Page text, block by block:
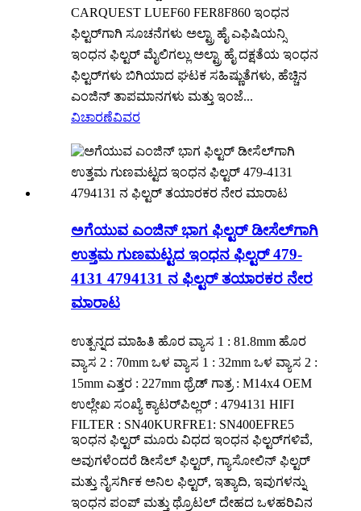
CARQUEST LUEF60 FER8F860 ಇಂಧನ
ಫಿಲ್ಟರ್‌ಗಾಗಿ ಸೂಚನೆಗಳು ಅಲ್ಟ್ರಾ ಹೈ ಎಫಿಷಿಯನ್ಸಿ
ಇಂಧನ ಫಿಲ್ಟರ್ ಮೈಲಿಗಲ್ಲು ಅಲ್ಟ್ರಾ ಹೈ ದಕ್ಷತೆಯ ಇಂಧನ
ಫಿಲ್ಟರ್‌ಗಳು ಬಿಗಿಯಾದ ಘಟಕ ಸಹಿಷ್ಣುತೆಗಳು, ಹೆಚ್ಚಿನ
ಎಂಜಿನ್ ತಾಪಮಾನಗಳು ಮತ್ತು ಇಂಜೆ...
ವಿಚಾರಣೆವಿವರ
ಅಗೆಯುವ ಎಂಜಿನ್ ಭಾಗ ಫಿಲ್ಟರ್ ಡೀಸೆಲ್‌ಗಾಗಿ
ಉತ್ತಮ ಗುಣಮಟ್ಟದ ಇಂಧನ ಫಿಲ್ಟರ್ 479-
4131 4794131 ನ ಫಿಲ್ಟರ್ ತಯಾರಕರ ನೇರ
ಮಾರಾಟ
ಉತ್ಪನ್ನದ ಮಾಹಿತಿ ಹೊರ ವ್ಯಾಸ 1 : 81.8mm ಹೊರ
ವ್ಯಾಸ 2 : 70mm ಒಳ ವ್ಯಾಸ 1 : 32mm ಒಳ ವ್ಯಾಸ 2 :
15mm ಎತ್ತರ : 227mm ಥ್ರೆಡ್ ಗಾತ್ರ : M14x4 OEM
ಉಲ್ಲೇಖ ಸಂಖ್ಯೆ ಕ್ಯಾಟರ್‌ಪಿಲ್ಲರ್ : 4794131 HIFI
FILTER : SN40KURFRE1: SN400EFRE5
ಇಂಧನ ಫಿಲ್ಟರ್ ಮೂರು ವಿಧದ ಇಂಧನ ಫಿಲ್ಟರ್‌ಗಳಿವೆ,
ಅವುಗಳೆಂದರೆ ಡೀಸೆಲ್ ಫಿಲ್ಟರ್, ಗ್ಯಾಸೋಲಿನ್ ಫಿಲ್ಟರ್
ಮತ್ತು ನೈಸರ್ಗಿಕ ಅನಿಲ ಫಿಲ್ಟರ್, ಇತ್ಯಾದಿ, ಇವುಗಳನ್ನು
ಇಂಧನ ಪಂಪ್ ಮತ್ತು ಥ್ರೊಟಲ್ ದೇಹದ ಒಳಹರಿವಿನ